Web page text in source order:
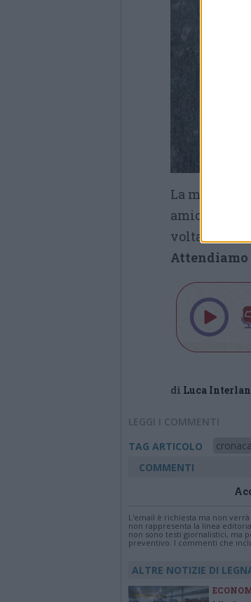
La mattina
amico
volta di
Attendiamo
di Luca
LEGGI I COMMENTI
TAG ARTICOLO
cronaca
COMMENTI
L'email è richiesta ma non
non rappresenta la linea
non sono testi giornalistici, ma
preventivo. I commenti che
ALTRE NOTIZIE DI